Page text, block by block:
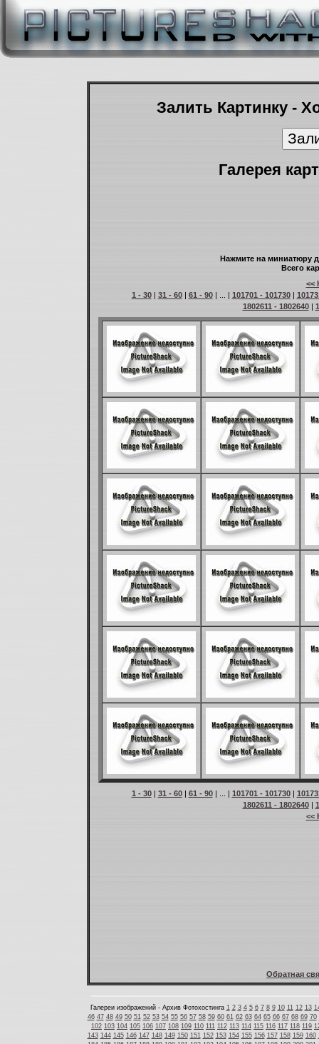
Залить Картинку -
Галерея
Нажмите на миниатюру
Всего
<<
1 - 30| 31 - 60| 61 - 90| ... | 101701 - 101730|
1802611 - 1802640|
1 - 30| 31 - 60| 61 - 90| ... | 101701 - 101730|
1802611 - 1802640|
<<
Обратная
Галереи изображений - Архив Фотохостинга 1 2 3 4 5 6 7 8 9 10 11 12 13
46 47 48 49 50 51 52 53 54 55 56 57 58 59 60 61 62 63 64 65 66 67 68 69 70
102 103 104 105 106 107 108 109 110 111 112 113 114 115 116 117 118 119
143 144 145 146 147 148 149 150 151 152 153 154 155 156 157 158 159 160